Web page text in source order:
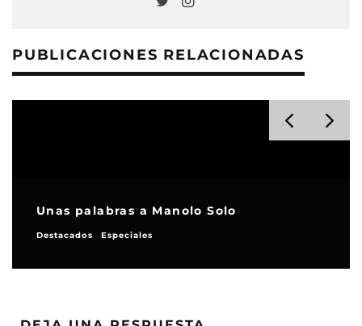
PUBLICACIONES RELACIONADAS
Unas palabras a Manolo Solo
Destacados Especiales